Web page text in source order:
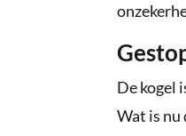
De kogel
Wat is nu